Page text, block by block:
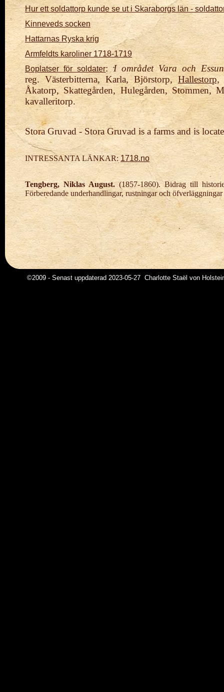
Hur ett soldattorp kunde se ut i Skaraborgs län -
Kinneveds socken
Hattarnas Ryska krig
Armfeldts karoliner 1718-1719
Boplatser för soldater:I området Vara och
reg. Västerbitterna, Karla, Björstorp,Hallestorp,
Åkatorp, Skattegården, Hulegården, Stommen,
kavalleritorp.
Stora Gruvad - Stora Gruvad is a farms and is
INTRESSANTA LÄNKAR: 1718.no
Tengberg, Niklas August. (1857-1860). Bidrag till
Förberedande underhandlingar, rustningar och
©2009 - Senast uppdaterad 2023-05-27 Charlotte Staël von